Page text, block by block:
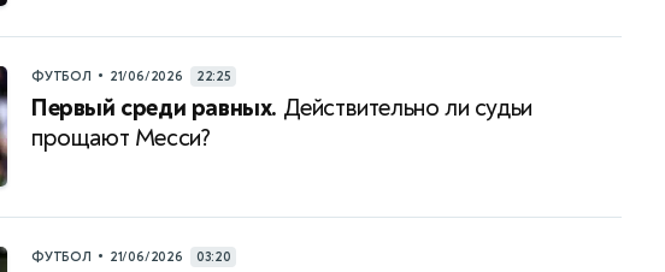
ФУТБОЛ • 21/06/2026 22:25
Первый среди равных. Действительно ли судьи
прощают Месси?
ФУТБОЛ • 21/06/2026 03:20